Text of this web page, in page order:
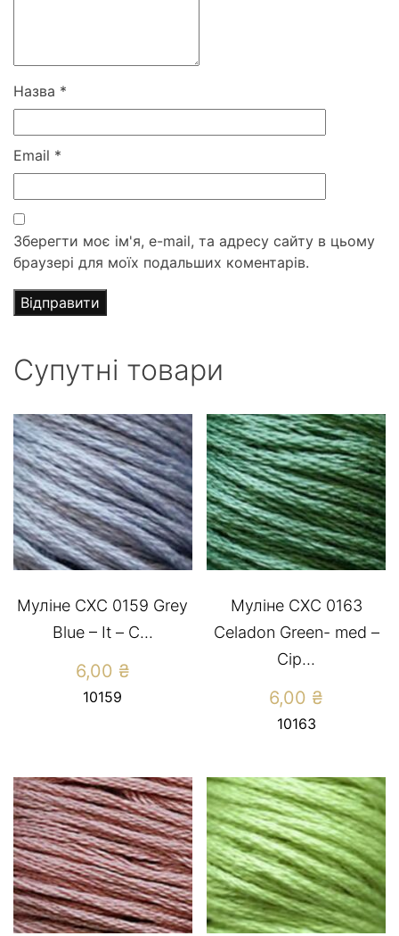
Назва *
Email *
Зберегти моє ім'я, e-mail, та адресу сайту в цьому
браузері для моїх подальших коментарів.
Супутні товари
Муліне СХС 0159 Grey
Blue – It – С...
6,00 ₴
10159
Муліне СХС 0163
Celadon Green- med –
Сір...
6,00 ₴
10163